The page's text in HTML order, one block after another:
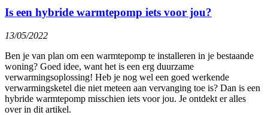
Is een hybride warmtepomp iets voor jou?
13/05/2022
Ben je van plan om een warmtepomp te installeren in je bestaande
woning? Goed idee, want het is een erg duurzame
verwarmingsoplossing! Heb je nog wel een goed werkende
verwarmingsketel die niet meteen aan vervanging toe is? Dan is een
hybride warmtepomp misschien iets voor jou. Je ontdekt er alles
over in dit artikel.